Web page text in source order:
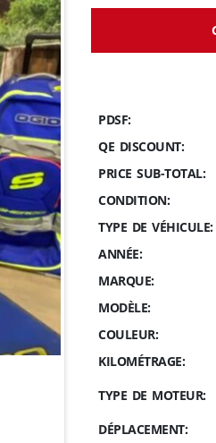
PDSF:
QE DISCOUNT:
PRICE SUB-TOTAL:
CONDITION:
TYPE DE VÉHICULE:
ANNÉE:
MARQUE:
MODÈLE:
COULEUR:
KILOMÉTRAGE:
TYPE DE MOTEUR:
DÉPLACEMENT: